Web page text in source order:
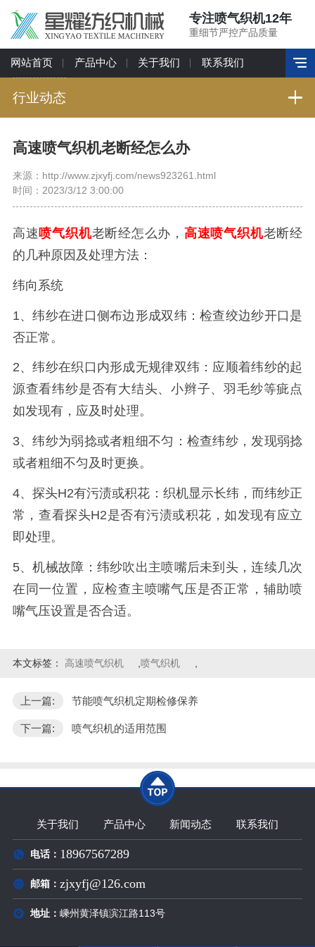
专注喷气织机12年
重细节严控产品质量
网站首页 产品中心 关于我们 联系我们
行业动态
高速喷气织机老断经怎么办
来源：http://www.zjxyfj.com/news923261.html
时间：2023/3/12 3:00:00
高速喷气织机老断经怎么办， 高速喷气织机老断经
的几种原因及处理方法：
纬向系统
1、纬纱在进口侧布边形成双纬：检查绞边纱开口是
否正常。
2、纬纱在织口内形成无规律双纬：应顺着纬纱的起
源查看纬纱是否有大结头、小辫子、羽毛纱等疵点
如发现有，应及时处理。
3、纬纱为弱捻或者粗细不匀：检查纬纱，发现弱捻
或者粗细不匀及时更换。
4、探头H2有污渍或积花：织机显示长纬，而纬纱正
常，查看探头H2是否有污渍或积花，如发现有应立
即处理。
5、机械故障：纬纱吹出主喷嘴后未到头，连续几次
在同一位置，应检查主喷嘴气压是否正常，辅助喷
嘴气压设置是否合适。
本文标签： 高速喷气织机 ,喷气织机
上一篇: 节能喷气织机定期检修保养
下一篇: 喷气织机的适用范围
关于我们 产品中心 新闻动态 联系我们
电话： 18967567289
邮箱： zjxyfj@126.com
地址： 嵊州黄泽镇滨江路113号